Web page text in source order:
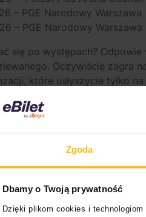
Zgoda
Dbamy o Twoją prywatność
Dzięki plikom cookies i
– PGE Narodowy Warszawa
– PGE Narodowy Warszawa
się po występach?
Oczywiście zagra
które usłyszycie tylko
znane. Jedyną taką w